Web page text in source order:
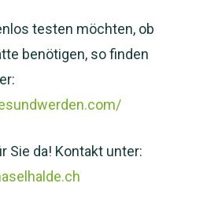
testen möchten, ob
benötigen, so finden
Sie da! Kontakt unter: